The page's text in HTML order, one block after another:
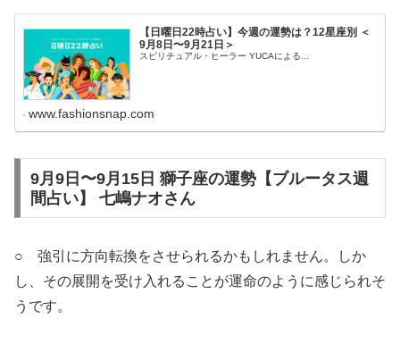
【日曜日22時占い】今週の運勢は？12星座別 ＜
9月8日〜9月21日＞
スピリチュアル・ヒーラー YUCAによる...
www.fashionsnap.com
9月9日〜9月15日 獅子座の運勢【ブルータス週
間占い】 七嶋ナオさん
○ 強引に方向転換をさせられるかもしれません。しか
し、その展開を受け入れることが運命のように感じられそ
うです。